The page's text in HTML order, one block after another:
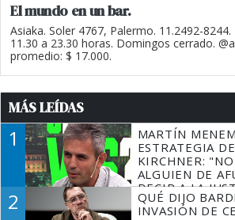
El mundo en un bar.
Asiaka. Soler 4767, Palermo. 11.2492-
11.30 a 23.30 horas. Domingos cerrado.
promedio: $ 17.000.
MÁS LEÍDAS
1
MARTÍN
ESTRATEGIA
KIRCHNER:
ALGUIEN DE
DECIR A LA
TIENE QUE
2
QUÉ DIJO
INVASIÓN DE